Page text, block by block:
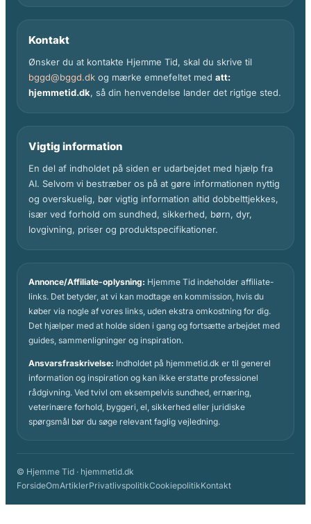
Kontakt
Ønsker du at kontakte Hjemme Tid, skal du skrive til
bggd@bggd.dk og mærke emnefeltet med att:
hjemmetid.dk, så din henvendelse lander det rigtige sted.
Vigtig information
En del af indholdet på siden er udarbejdet med hjælp fra
AI. Selvom vi bestræber os på at gøre informationen nyttig
og overskuelig, bør vigtig information altid dobbelttjekkes,
især ved forhold om sundhed, sikkerhed, børn, dyr,
lovgivning, priser og produktspecifikationer.
Annonce/Affiliate-oplysning: Hjemme Tid indeholder affiliate-
links. Det betyder, at vi kan modtage en kommission, hvis du
køber via nogle af vores links, uden ekstra omkostning for dig.
Det hjælper med at holde siden i gang og fortsætte arbejdet med
guides, sammenligninger og inspiration.
Ansvarsfraskrivelse: Indholdet på hjemmetid.dk er til generel
information og inspiration og kan ikke erstatte professionel
rådgivning. Ved tvivl om eksempelvis sundhed, ernæring,
veterinære forhold, byggeri, el, sikkerhed eller juridiske
spørgsmål bør du søge relevant faglig vejledning.
© Hjemme Tid · hjemmetid.dk
ForsideOmArtiklerPrivatlivspolitikCookiepolitikKontakt